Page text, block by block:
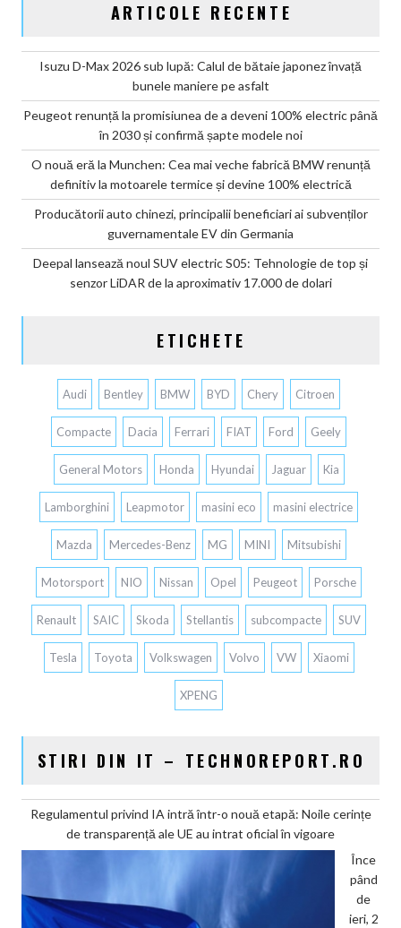
ARTICOLE RECENTE
Isuzu D-Max 2026 sub lupă: Calul de bătaie japonez învață
bunele maniere pe asfalt
Peugeot renunță la promisiunea de a deveni 100% electric până
în 2030 și confirmă șapte modele noi
O nouă eră la Munchen: Cea mai veche fabrică BMW renunță
definitiv la motoarele termice și devine 100% electrică
Producătorii auto chinezi, principalii beneficiari ai subvenților
guvernamentale EV din Germania
Deepal lansează noul SUV electric S05: Tehnologie de top și
senzor LiDAR de la aproximativ 17.000 de dolari
ETICHETE
Audi Bentley BMW BYD Chery Citroen
Compacte Dacia Ferrari FIAT Ford Geely
General Motors Honda Hyundai Jaguar Kia
Lamborghini Leapmotor masini eco masini electrice
Mazda Mercedes-Benz MG MINI Mitsubishi
Motorsport NIO Nissan Opel Peugeot Porsche
Renault SAIC Skoda Stellantis subcompacte SUV
Tesla Toyota Volkswagen Volvo VW Xiaomi
XPENG
STIRI DIN IT – TECHNOREPORT.RO
Regulamentul privind IA intră într-o nouă etapă: Noile cerințe
de transparență ale UE au intrat oficial în vigoare
Înce
pând
de
ieri, 2